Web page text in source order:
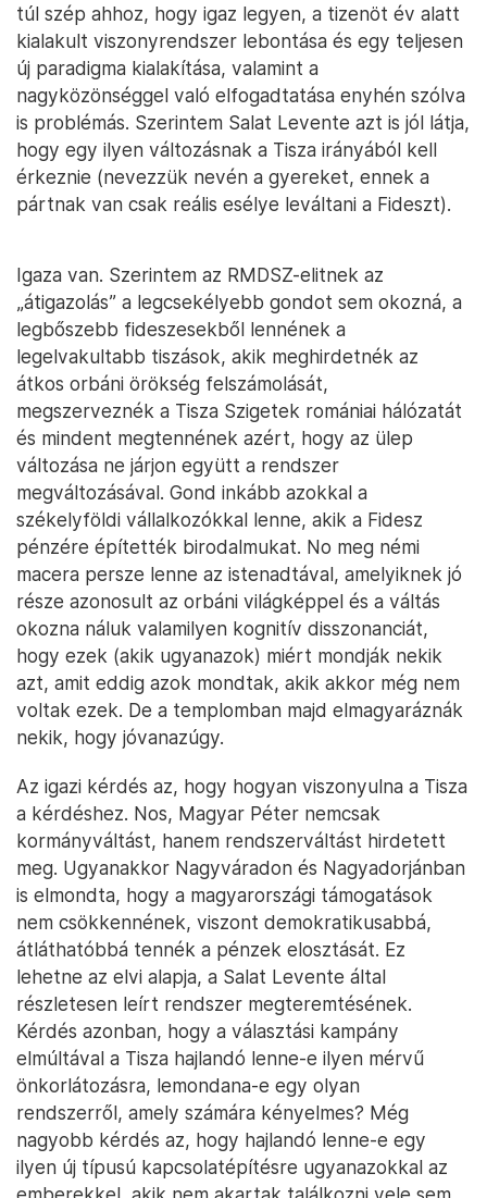
túl szép ahhoz, hogy igaz legyen, a tizenöt év alatt
kialakult viszonyrendszer lebontása és egy teljesen
új paradigma kialakítása, valamint a
nagyközönséggel való elfogadtatása enyhén szólva
is problémás. Szerintem Salat Levente azt is jól látja,
hogy egy ilyen változásnak a Tisza irányából kell
érkeznie (nevezzük nevén a gyereket, ennek a
pártnak van csak reális esélye leváltani a Fideszt).
Igaza van. Szerintem az RMDSZ-elitnek az
„átigazolás” a legcsekélyebb gondot sem okozná, a
legbőszebb fideszesekből lennének a
legelvakultabb tiszások, akik meghirdetnék az
átkos orbáni örökség felszámolását,
megszerveznék a Tisza Szigetek romániai hálózatát
és mindent megtennének azért, hogy az ülep
változása ne járjon együtt a rendszer
megváltozásával. Gond inkább azokkal a
székelyföldi vállalkozókkal lenne, akik a Fidesz
pénzére építették birodalmukat. No meg némi
macera persze lenne az istenadtával, amelyiknek jó
része azonosult az orbáni világképpel és a váltás
okozna náluk valamilyen kognitív disszonanciát,
hogy ezek (akik ugyanazok) miért mondják nekik
azt, amit eddig azok mondtak, akik akkor még nem
voltak ezek. De a templomban majd elmagyaráznák
nekik, hogy jóvanazúgy.
Az igazi kérdés az, hogy hogyan viszonyulna a Tisza
a kérdéshez. Nos, Magyar Péter nemcsak
kormányváltást, hanem rendszerváltást hirdetett
meg. Ugyanakkor Nagyváradon és Nagyadorjánban
is elmondta, hogy a magyarországi támogatások
nem csökkennének, viszont demokratikusabbá,
átláthatóbbá tennék a pénzek elosztását. Ez
lehetne az elvi alapja, a Salat Levente által
részletesen leírt rendszer megteremtésének.
Kérdés azonban, hogy a választási kampány
elmúltával a Tisza hajlandó lenne-e ilyen mérvű
önkorlátozásra, lemondana-e egy olyan
rendszerről, amely számára kényelmes? Még
nagyobb kérdés az, hogy hajlandó lenne-e egy
ilyen új típusú kapcsolatépítésre ugyanazokkal az